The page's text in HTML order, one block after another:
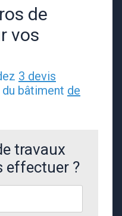
de
vos
3 devis
bâtiment de
travaux
effectuer ?